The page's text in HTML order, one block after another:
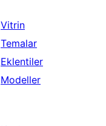
Vitrin
Temalar
Eklentiler
Modeller